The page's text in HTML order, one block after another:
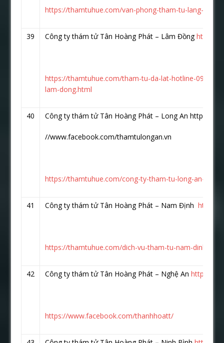
https://thamtuhue.com/van-phong-tham-tu-lang-
39 Công ty thám tử Tân Hoàng Phát – Lâm Đồnghttps://
https://thamtuhue.com/tham-tu-da-lat-hotline-093-
lam-dong.html
40 Công ty thám tử Tân Hoàng Phát – Long An https:
//www.facebook.com/thamtulongan.vn
https://thamtuhue.com/cong-ty-tham-tu-long-an-uy-
41 Công ty thám tử Tân Hoàng Phát – Nam Địnhhttps://
https://thamtuhue.com/dich-vu-tham-tu-nam-dinh.html
42 Công ty thám tử Tân Hoàng Phát – Nghệ Anhttps://
https://www.facebook.com/thanhhoatt/